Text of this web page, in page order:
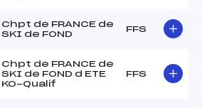
Chpt de FRANCE de
SKI de FOND
FFS
Chpt de FRANCE de
SKI de FOND d ETE
KO-Qualif
FFS